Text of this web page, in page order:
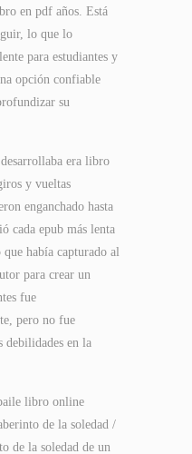
en pdf años. Está
lo que lo
para estudiantes y
opción confiable
su
era libro
y vueltas
enganchado hasta
cada epub más lenta
había capturado al
para crear un
fue
pero no fue
debilidades en la
libro online​
de la soledad /
de la soledad de un